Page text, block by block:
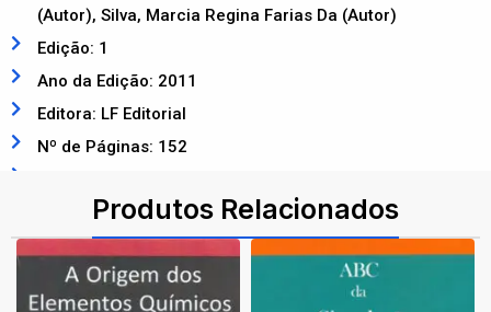
(Autor), Silva, Marcia Regina Farias Da (Autor)
Edição: 1
Ano da Edição: 2011
Editora: LF Editorial
Nº de Páginas: 152
Produtos Relacionados